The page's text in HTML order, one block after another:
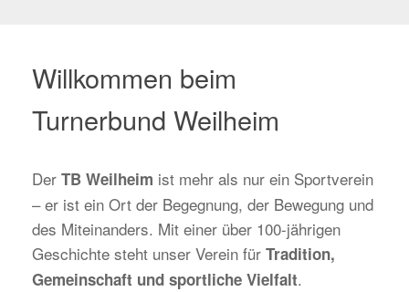
Willkommen beim
Turnerbund Weilheim
Der TB Weilheim ist mehr als nur ein Sportverein
– er ist ein Ort der Begegnung, der Bewegung und
des Miteinanders. Mit einer über 100-jährigen
Geschichte steht unser Verein für Tradition,
Gemeinschaft und sportliche Vielfalt.